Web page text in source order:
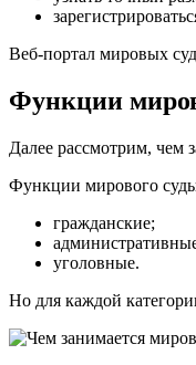
Веб-портал мировых
Функции
Далее рассмотрим, чем
Функции мирового
гражданские;
уголовные.
Но для каждой